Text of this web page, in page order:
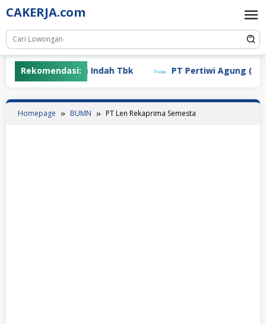
Skip
to
content
CAKERJA.com
Rekomendasi:
PT Mayora Indah Tbk PT Pertiwi Agung
Homepage BUMN PT Len Rekaprima Semesta